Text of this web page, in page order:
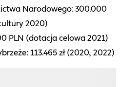
Narodowego: 300.000
2020)
PLN (dotacja celowa 2021)
113.465 zł (2020, 2022)